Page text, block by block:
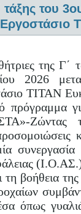
του
της Γ΄
2026
ΤΙΤΑΝ
πρόγραμμα
Ζώντας
βοήθεια
όπως